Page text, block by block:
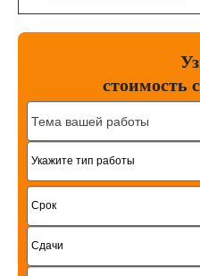
стоимость